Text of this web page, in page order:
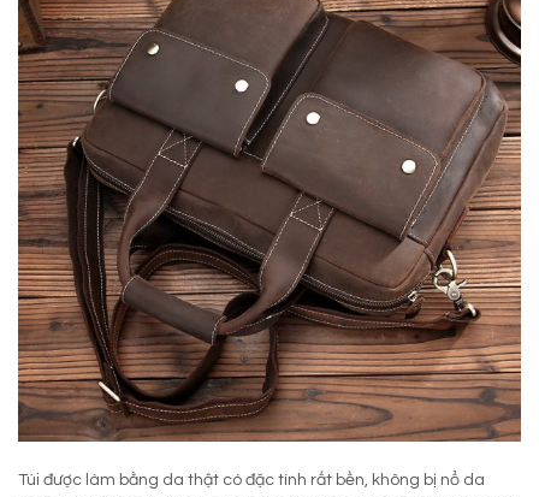
Túi được làm bằng da thật có đặc tính rất bền, không bị nổ da